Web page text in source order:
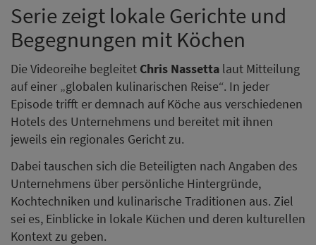
Serie zeigt lokale Gerichte und
Begegnungen mit Köchen
Die Videoreihe begleitet Chris Nassetta laut Mitteilung
auf einer „globalen kulinarischen Reise“. In jeder
Episode trifft er demnach auf Köche aus verschiedenen
Hotels des Unternehmens und bereitet mit ihnen
jeweils ein regionales Gericht zu.
Dabei tauschen sich die Beteiligten nach Angaben des
Unternehmens über persönliche Hintergründe,
Kochtechniken und kulinarische Traditionen aus. Ziel
sei es, Einblicke in lokale Küchen und deren kulturellen
Kontext zu geben.